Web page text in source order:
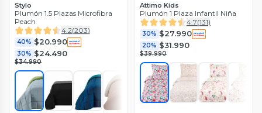
Stylo
Plumón 1.5 Plazas Microfibra
Peach
4.2(203)
40% $20.990
30% $24.490
$34.990
Attimo Kids
Plumón 1 Plaza Infantil Niña
4.7(131)
30% $27.990
20% $31.990
$39.990